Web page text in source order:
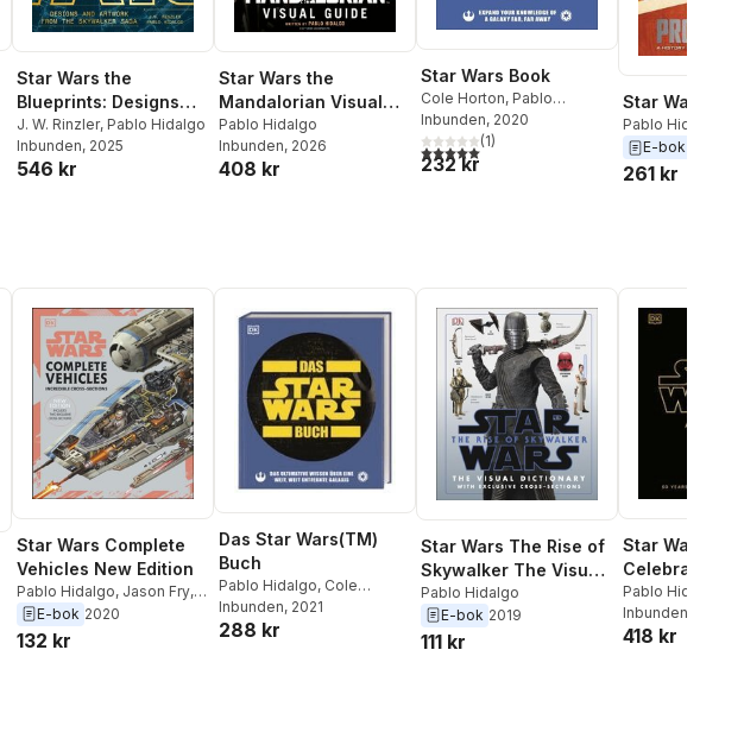
Star Wars the
Blueprints: Designs
and Artwork from the
Skywalker Saga
J. W. Rinzler, Pablo Hidalgo
Inbunden, 2025
546 kr
Star Wars the
Mandalorian Visual
Guide
Pablo Hidalgo
Inbunden, 2026
408 kr
Star Wars Book
Cole Horton, Pablo
Hidalgo,Dan Zehr
Inbunden, 2020
5,0utav 5 stjärnor. Totalt antal röster:
(1)
232 kr
Star Wars
Pablo Hidalgo
E-bok
261 kr
Star Wars Complete
Vehicles New Edition
Pablo Hidalgo, Jason Fry,
Kerrie Dougherty
Saxton,
E-bok 2020
132 kr
Das Star Wars(TM)
Buch
Pablo Hidalgo, Cole
Horton,Dan Zehr
Inbunden, 2021
288 kr
Star Wars The Rise of
Skywalker The Visual
Dictionary
Pablo Hidalgo
E-bok 2019
111 kr
Star Wars A
Celebration
Pablo Hidalgo
Breznican
Inbunden
418 kr